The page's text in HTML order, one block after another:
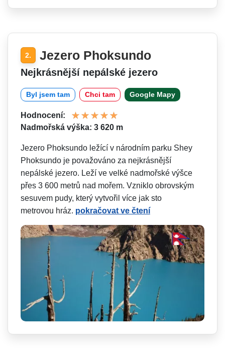
2. Jezero Phoksundo
Nejkrásnější nepálské jezero
Byl jsem tam Chci tam Google Mapy
Hodnocení:
Nadmořská výška: 3 620 m
Jezero Phoksundo ležící v národním parku Shey
Phoksundo je považováno za nejkrásnější
nepálské jezero. Leží ve velké nadmořské výšce
přes 3 600 metrů nad mořem. Vzniklo obrovským
sesuvem pudy, který vytvořil více jak sto
metrovou hráz. pokračovat ve čtení